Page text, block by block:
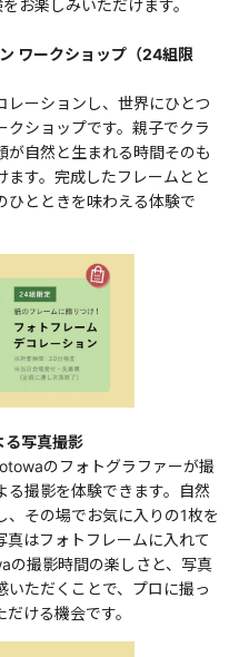
お楽しみいただけます。
ワークショップ（24組限
レーションし、世界にひとつ
ショップです。親子でクラ
が自然と生まれる時間そのも
す。完成したフレームとと
ひとときを味わえる体験で
写真撮影
のフォトグラファーが撮
る撮影を体験できます。自然
、その場でお気に入りの1枚を
はフォトフレームに入れて
の撮影時間の楽しさと、写真
ただくことで、プロに撮っ
ける機会です。